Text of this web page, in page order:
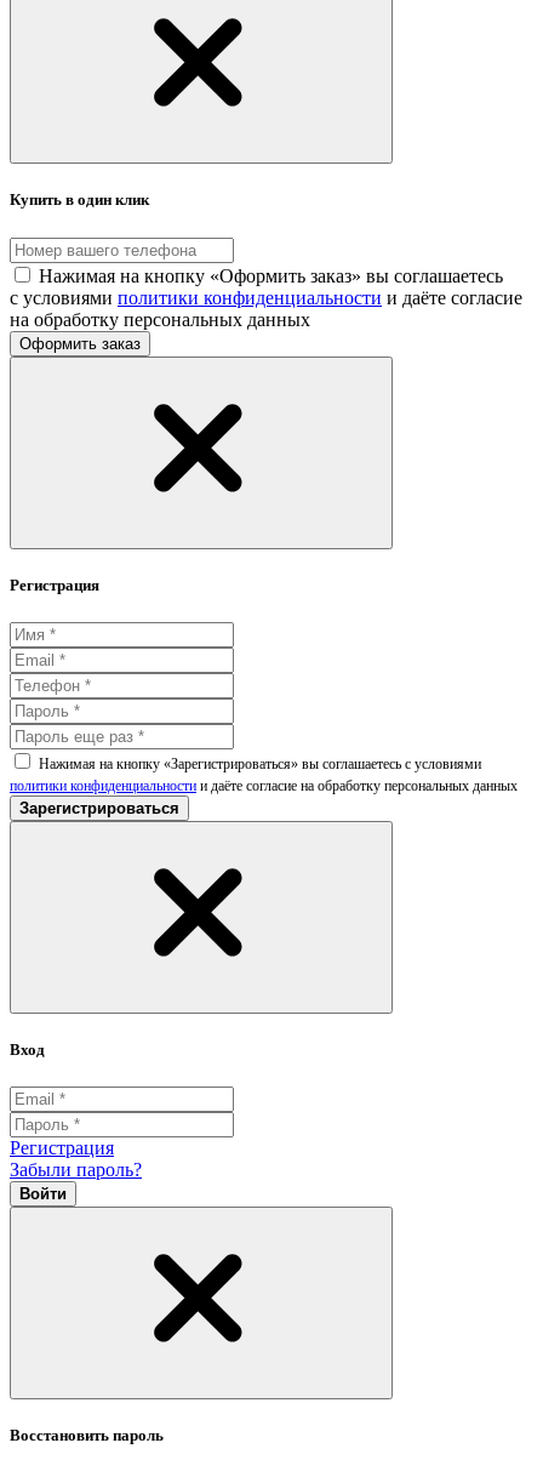
Купить в один клик
Нажимая на кнопку «Оформить заказ» вы соглашаетесь
с условиями политики конфиденциальности и даёте согласие
на обработку персональных данных
Оформить заказ
Регистрация
Нажимая на кнопку «Зарегистрироваться» вы соглашаетесь с условиями
политики конфиденциальности и даёте согласие на обработку персональных данных
Зарегистрироваться
Вход
Регистрация
Забыли пароль?
Войти
Восстановить пароль